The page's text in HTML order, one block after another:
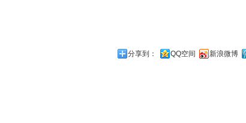
分享到： QQ空间 新浪微博